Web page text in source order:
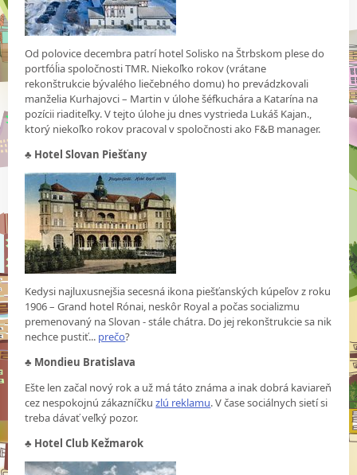
Od polovice decembra patrí hotel Solisko na Štrbskom plese do
portfóĺia spoločnosti TMR. Niekoľko rokov (vrátane
rekonštrukcie bývalého liečebného domu) ho prevádzkovali
manželia Kurhajovci – Martin v úlohe šéfkuchára a Katarína na
pozícii riaditeľky. V tejto úlohe ju dnes vystrieda Lukáš Kajan.,
ktorý niekoľko rokov pracoval v spoločnosti ako F&B manager.
♣ Hotel Slovan Piešťany
Kedysi najluxusnejšia secesná ikona piešťanských kúpeľov z roku
1906 – Grand hotel Rónai, neskôr Royal a počas socializmu
premenovaný na Slovan - stále chátra. Do jej rekonštrukcie sa nik
nechce pustiť... prečo?
♣ Mondieu Bratislava
Ešte len začal nový rok a už má táto známa a inak dobrá kaviareň
cez nespokojnú zákazníčkuzlú reklamu. V čase sociálnych sietí si
treba dávať veľký pozor.
♣ Hotel Club Kežmarok